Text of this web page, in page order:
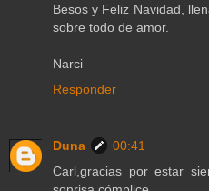
Besos y Feliz Navidad,
sobre todo de amor.
Narci
Responder
Duna
00:41
Carl,gracias por estar